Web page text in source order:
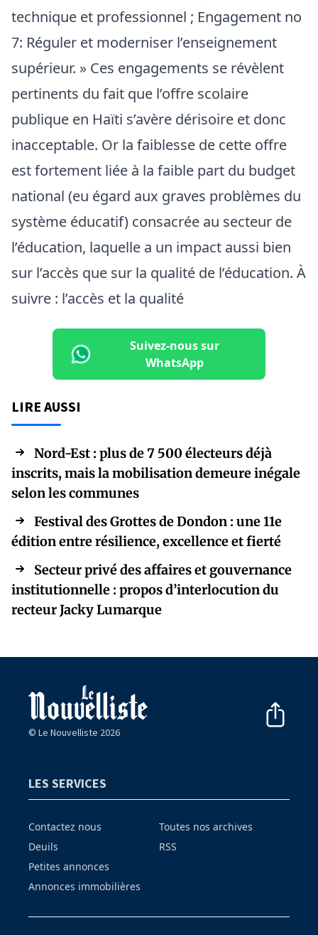
Suivez-nous sur
WhatsApp
LIRE AUSSI
Nord-Est : plus de 7 500 électeurs déjà
inscrits, mais la mobilisation demeure inégale
selon les communes
Festival des Grottes de Dondon : une 11e
édition entre résilience, excellence et fierté
Secteur privé des affaires et gouvernance
institutionnelle : propos d’interlocution du
recteur Jacky Lumarque
© Le Nouvelliste 2026
LES SERVICES
Contactez nous
Deuils
Petites annonces
Annonces immobilières
Toutes nos archives
RSS